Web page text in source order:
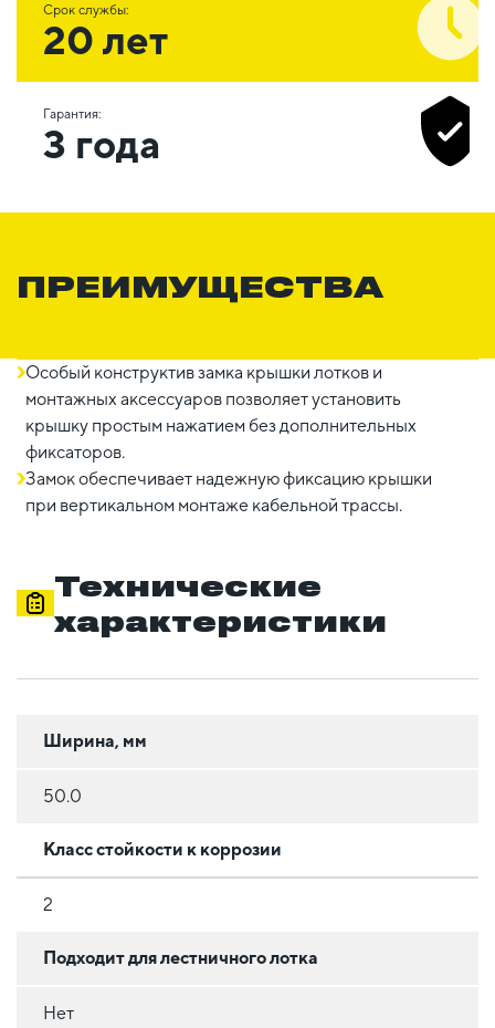
Срок службы:
20 лет
Гарантия:
3 года
ПРЕИМУЩЕСТВА
Особый конструктив замка крышки лотков и
монтажных аксессуаров позволяет установить
крышку простым нажатием без дополнительных
фиксаторов.
Замок обеспечивает надежную фиксацию крышки
при вертикальном монтаже кабельной трассы.
Технические
характеристики
Ширина, мм
50.0
Класс стойкости к коррозии
2
Подходит для лестничного лотка
Нет